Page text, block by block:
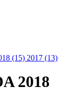
(15) 2017 (13)
2018